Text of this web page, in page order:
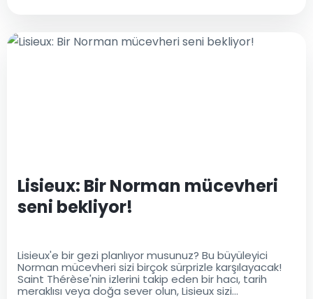
Lisieux: Bir Norman mücevheri
seni bekliyor!
Lisieux'e bir gezi planlıyor musunuz? Bu büyüleyici
Norman mücevheri sizi birçok sürprizle karşılayacak!
Saint Thérèse'nin izlerini takip eden bir hacı, tarih
meraklısı veya doğa sever olun, Lisieux sizi